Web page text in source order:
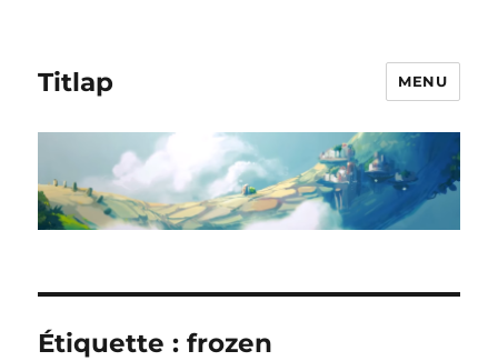
Titlap MENU
Étiquette :frozen